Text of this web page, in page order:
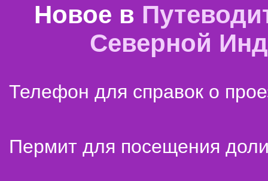
Новое в
Северной
Телефон для справок о
Пермит для посещения